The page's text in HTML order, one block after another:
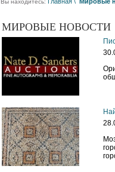
Вы находитесь:
МИРОВЫЕ НОВОСТИ